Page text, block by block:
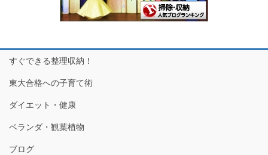
すぐできる整理収納！
東大合格への子育て術
ダイエット・健康
ベランダ・観葉植物
ブログ